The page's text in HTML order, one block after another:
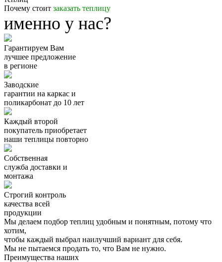
Почему стоит заказать теплицу
именно у нас?
Гарантируем Вам
лучшее предложение
в регионе
Заводские
гарантии на каркас и
поликарбонат до 10 лет
Каждый второй
покупатель приобретает
наши теплицы повторно
Собственная
служба доставки и
монтажа
Строгий контроль
качества всей
продукции
Мы делаем подбор теплиц удобным и понятным, потому что
хотим,
чтобы каждый выбрал наилучший вариант для себя.
Мы не пытаемся продать то, что Вам не нужно.
Преимущества наших